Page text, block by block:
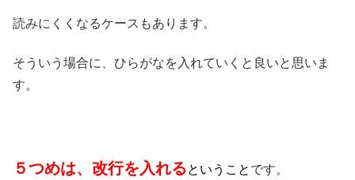
読みにくくなるケースもあります。
そういう場合に、ひらがなを入れていくと良いと思いま
す。
５つめは、改行を入れるということ です。